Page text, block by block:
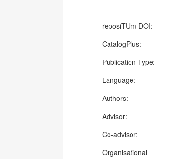
reposiTUm DOI:
CatalogPlus:
Publication Type:
Language:
Authors:
Advisor:
Co-advisor:
Organisational